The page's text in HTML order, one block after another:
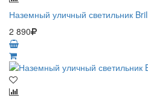
Наземный уличный светильник
2 890